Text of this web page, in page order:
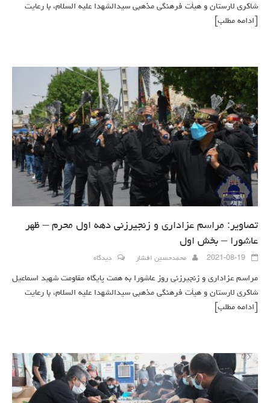
شاکری لارستان و هیأت فرهنگی مذهبی سیدالشهدا علیه السلام، با رعایت
[ادامه مطلب]
تصاویر: مراسم عزاداری و زنجیرزنی دهه اول محرم – ظهر
عاشورا – بخش اول
2021-08-19 محمدحسین افشار دیدگاه
مراسم عزاداری و زنجیرزنی روز عاشورا به همت پایگاه مقاومت شهید اسماعیل
شاکری لارستان و هیأت فرهنگی مذهبی سیدالشهدا علیه السلام، با رعایت
[ادامه مطلب]